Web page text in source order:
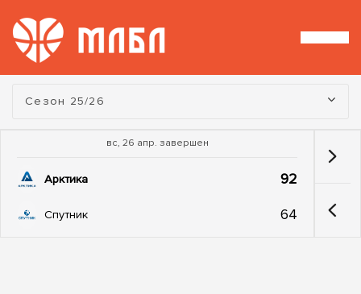
Турнир:
Сезон 25/26
вс, 26 апр. завершен
Арктика 92
Спутник 64